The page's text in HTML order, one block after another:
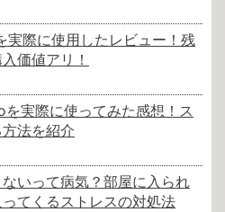
実際に使用したレビュー！残
価値アリ！
実際に使ってみた感想！ス
法を紹介
いって病気？部屋に入られ
てくるストレスの対処法